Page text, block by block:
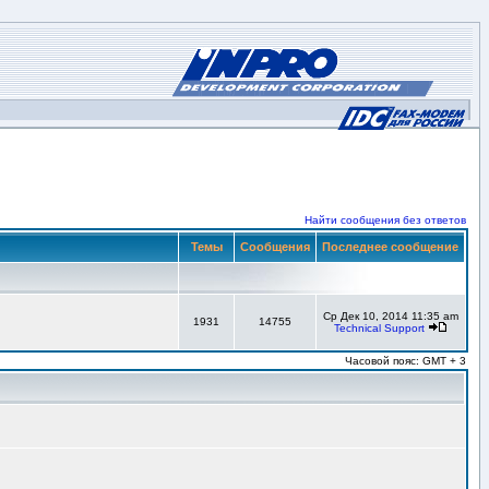
Найти сообщения без ответов
Темы Сообщения Последнее сообщение
1931 14755
Ср Дек 10, 2014 11:35 am
Technical Support
Часовой пояс: GMT + 3